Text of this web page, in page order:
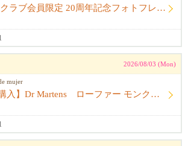
嵐 ファンクラブ会員限定 20周年記念フォトフレーム
2026/08/03 (Mon)
mujer
【東京で購入】Dr Martens ローファー モンクストラップ 黒 サイズ23.5cm〜24.0cm ドクターマーチン